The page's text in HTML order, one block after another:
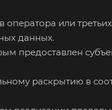
или
данных.
предоставлен
раскрытию в